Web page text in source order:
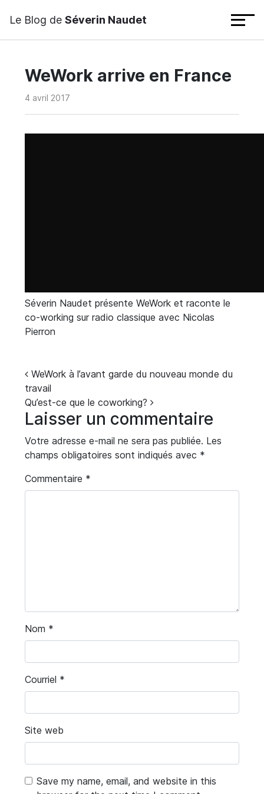
Le Blog de Séverin Naudet
WeWork arrive en France
4 avril 2017
Séverin Naudet présente WeWork et raconte le
co-working sur radio classique avec Nicolas
Pierron
Navigation
WeWork à l’avant garde du nouveau monde du
travail
Qu’est-ce que le coworking?
Laisser un commentaire
Votre adresse e-mail ne sera pas publiée. Les
champs obligatoires sont indiqués avec *
Commentaire *
Nom *
Courriel *
Site web
Save my name, email, and website in this